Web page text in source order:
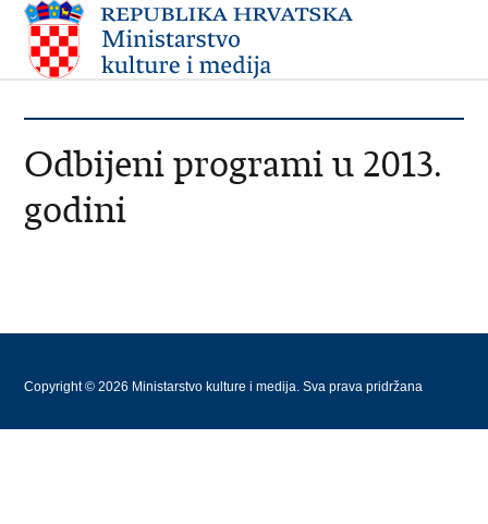
Odbijeni programi u 2013.
godini
Copyright © 2026 Ministarstvo kulture i medija. Sva prava pridržana